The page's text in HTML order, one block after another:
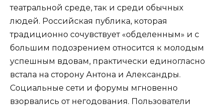
театральной среде, так и среди обычных
людей. Российская публика, которая
традиционно сочувствует «обделенным» и с
большим подозрением относится к молодым
успешным вдовам, практически единогласно
встала на сторону Антона и Александры.
Социальные сети и форумы мгновенно
взорвались от негодования. Пользователи